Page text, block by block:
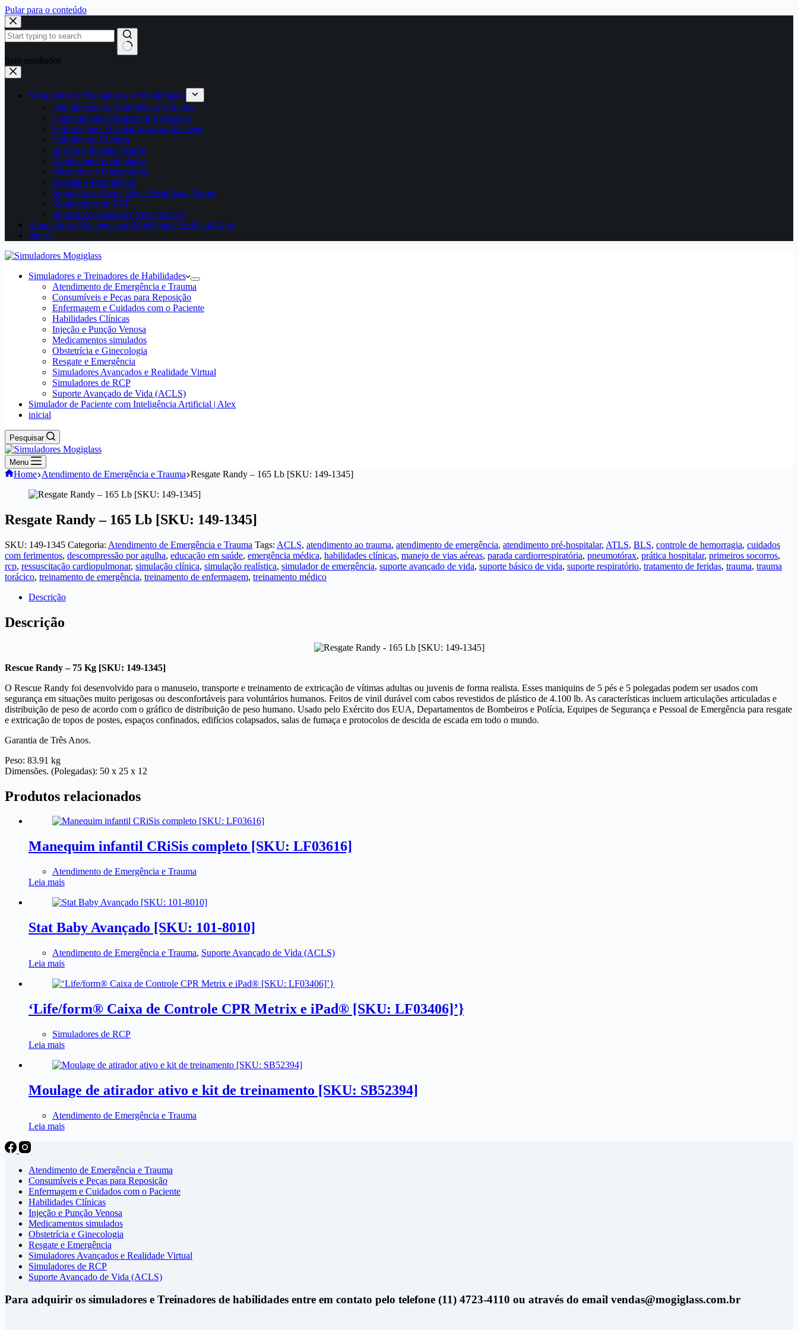
Pular para o conteúdo
Sem resultados
Simuladores e Treinadores de Habilidades
Atendimento de Emergência e Trauma
Consumíveis e Peças para Reposição
Enfermagem e Cuidados com o Paciente
Habilidades Clínicas
Injeção e Punção Venosa
Medicamentos simulados
Obstetrícia e Ginecologia
Resgate e Emergência
Simuladores Avançados e Realidade Virtual
Simuladores de RCP
Suporte Avançado de Vida (ACLS)
Simulador de Paciente com Inteligência Artificial | Alex
inicial
Simuladores e Treinadores de Habilidades
Atendimento de Emergência e Trauma
Consumíveis e Peças para Reposição
Enfermagem e Cuidados com o Paciente
Habilidades Clínicas
Injeção e Punção Venosa
Medicamentos simulados
Obstetrícia e Ginecologia
Resgate e Emergência
Simuladores Avançados e Realidade Virtual
Simuladores de RCP
Suporte Avançado de Vida (ACLS)
Simulador de Paciente com Inteligência Artificial | Alex
inicial
Pesquisar
Menu
Home Atendimento de Emergência e Trauma Resgate Randy – 165 Lb [SKU: 149-1345]
Resgate Randy – 165 Lb [SKU: 149-1345]
SKU: 149-1345 Categoria: Atendimento de Emergência e Trauma Tags: ACLS, atendimento ao trauma, atendimento de emergência, atendimento pré-hospitalar, ATLS, BLS, controle de hemorragia, cuidados
com ferimentos, descompressão por agulha, educação em saúde, emergência médica, habilidades clínicas, manejo de vias aéreas, parada cardiorrespiratória, pneumotórax, prática hospitalar, primeiros socorros,
rcp, ressuscitação cardiopulmonar, simulação clínica, simulação realística, simulador de emergência, suporte avançado de vida, suporte básico de vida, suporte respiratório, tratamento de feridas, trauma, trauma
torácico, treinamento de emergência, treinamento de enfermagem, treinamento médico
Descrição
Descrição
Rescue Randy – 75 Kg [SKU: 149-1345]
O Rescue Randy foi desenvolvido para o manuseio, transporte e treinamento de extricação de vítimas adultas ou juvenis de forma realista. Esses maniquins de 5 pés e 5 polegadas podem ser usados com
segurança em situações muito perigosas ou desconfortáveis para voluntários humanos. Feitos de vinil durável com cabos revestidos de plástico de 4.100 lb. As características incluem articulações articuladas e
distribuição de peso de acordo com o gráfico de distribuição de peso humano. Usado pelo Exército dos EUA, Departamentos de Bombeiros e Polícia, Equipes de Segurança e Pessoal de Emergência para resgate
e extricação de topos de postes, espaços confinados, edifícios colapsados, salas de fumaça e protocolos de descida de escada em todo o mundo.
Garantia de Três Anos.
Peso: 83.91 kg
Dimensões. (Polegadas): 50 x 25 x 12
Produtos relacionados
Manequim infantil CRiSis completo [SKU: LF03616]
Atendimento de Emergência e Trauma
Leia mais
Stat Baby Avançado [SKU: 101-8010]
Atendimento de Emergência e Trauma, Suporte Avançado de Vida (ACLS)
Leia mais
‘Life/form® Caixa de Controle CPR Metrix e iPad® [SKU: LF03406]’}
Simuladores de RCP
Leia mais
Moulage de atirador ativo e kit de treinamento [SKU: SB52394]
Atendimento de Emergência e Trauma
Leia mais
Atendimento de Emergência e Trauma
Consumíveis e Peças para Reposição
Enfermagem e Cuidados com o Paciente
Habilidades Clínicas
Injeção e Punção Venosa
Medicamentos simulados
Obstetrícia e Ginecologia
Resgate e Emergência
Simuladores Avançados e Realidade Virtual
Simuladores de RCP
Suporte Avançado de Vida (ACLS)
Para adquirir os simuladores e Treinadores de habilidades entre em contato pelo telefone (11) 4723-4110 ou através do email vendas@mogiglass.com.br